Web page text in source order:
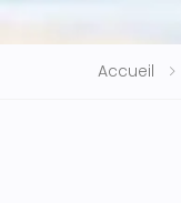
Accueil